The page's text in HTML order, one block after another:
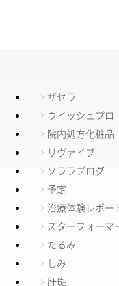
ザセラ
ウイッシュプロ
院内処方化粧品
リヴァイブ
ソララブログ
予定
治療体験レポー
スターフォーマ
たるみ
しみ
肝斑